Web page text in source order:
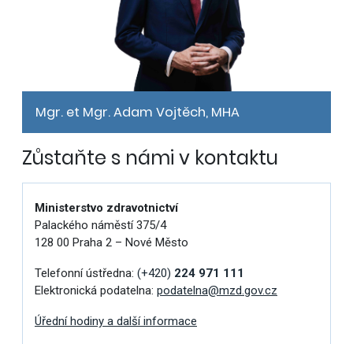
Mgr. et Mgr. Adam Vojtěch, MHA
Zůstaňte s námi v kontaktu
Ministerstvo zdravotnictví
Palackého náměstí 375/4
128 00 Praha 2 – Nové Město
Telefonní ústředna: (+420) 224 971 111
Elektronická podatelna: podatelna@mzd.gov.cz
Úřední hodiny a další informace